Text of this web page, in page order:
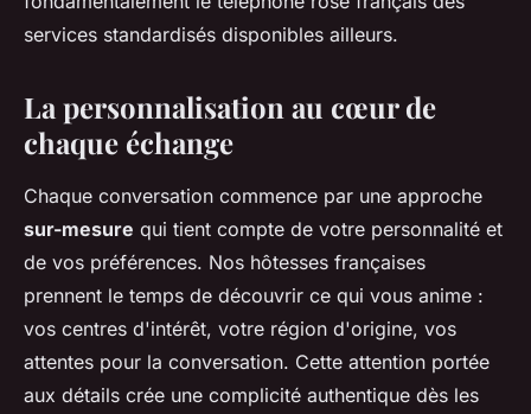
services standardisés disponibles ailleurs.
La personnalisation au cœur de
chaque échange
Chaque conversation commence par une approche
sur-mesure qui tient compte de votre personnalité et
de vos préférences. Nos hôtesses françaises
prennent le temps de découvrir ce qui vous anime :
vos centres d'intérêt, votre région d'origine, vos
attentes pour la conversation. Cette attention portée
aux détails crée une complicité authentique dès les